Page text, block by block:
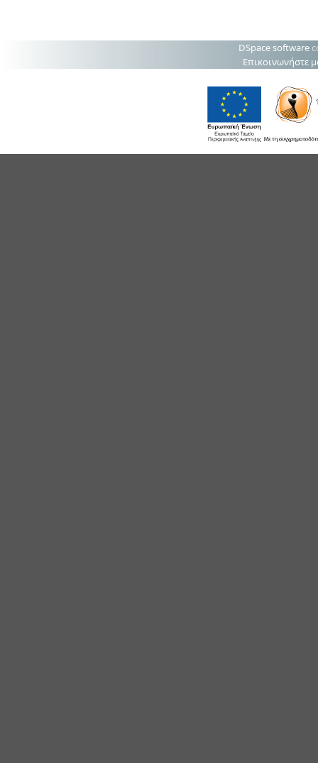
DSpace software
Επικοινωνήστε